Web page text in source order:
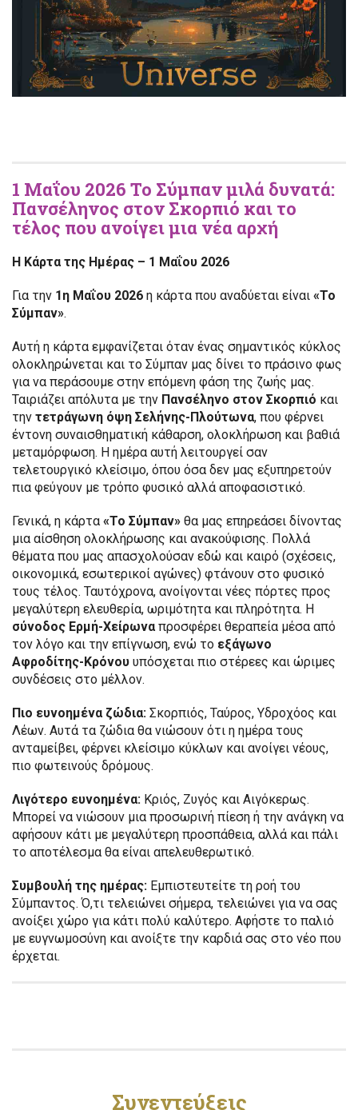
1 Μαΐου 2026 Το Σύμπαν μιλά δυνατά:
Πανσέληνος στον Σκορπιό και το
τέλος που ανοίγει μια νέα αρχή
Η Κάρτα της Ημέρας – 1 Μαΐου 2026
Για την 1η Μαΐου 2026 η κάρτα που αναδύεται είναι «Το
Σύμπαν».
Αυτή η κάρτα εμφανίζεται όταν ένας σημαντικός κύκλος
ολοκληρώνεται και το Σύμπαν μας δίνει το πράσινο φως
για να περάσουμε στην επόμενη φάση της ζωής μας.
Ταιριάζει απόλυτα με την Πανσέληνο στον Σκορπιό και
την τετράγωνη όψη Σελήνης-Πλούτωνα, που φέρνει
έντονη συναισθηματική κάθαρση, ολοκλήρωση και βαθιά
μεταμόρφωση. Η ημέρα αυτή λειτουργεί σαν
τελετουργικό κλείσιμο, όπου όσα δεν μας εξυπηρετούν
πια φεύγουν με τρόπο φυσικό αλλά αποφασιστικό.
Γενικά, η κάρτα «Το Σύμπαν» θα μας επηρεάσει δίνοντας
μια αίσθηση ολοκλήρωσης και ανακούφισης. Πολλά
θέματα που μας απασχολούσαν εδώ και καιρό (σχέσεις,
οικονομικά, εσωτερικοί αγώνες) φτάνουν στο φυσικό
τους τέλος. Ταυτόχρονα, ανοίγονται νέες πόρτες προς
μεγαλύτερη ελευθερία, ωριμότητα και πληρότητα. Η
σύνοδος Ερμή-Χείρωναπροσφέρει θεραπεία μέσα από
τον λόγο και την επίγνωση, ενώ το εξάγωνο
Αφροδίτης-Κρόνου υπόσχεται πιο στέρεες και ώριμες
συνδέσεις στο μέλλον.
Πιο ευνοημένα ζώδια: Σκορπιός, Ταύρος, Υδροχόος και
Λέων. Αυτά τα ζώδια θα νιώσουν ότι η ημέρα τους
ανταμείβει, φέρνει κλείσιμο κύκλων και ανοίγει νέους,
πιο φωτεινούς δρόμους.
Λιγότερο ευνοημένα: Κριός, Ζυγός και Αιγόκερως.
Μπορεί να νιώσουν μια προσωρινή πίεση ή την ανάγκη να
αφήσουν κάτι με μεγαλύτερη προσπάθεια, αλλά και πάλι
το αποτέλεσμα θα είναι απελευθερωτικό.
Συμβουλή της ημέρας: Εμπιστευτείτε τη ροή του
Σύμπαντος. Ό,τι τελειώνει σήμερα, τελειώνει για να σας
ανοίξει χώρο για κάτι πολύ καλύτερο. Αφήστε το παλιό
με ευγνωμοσύνη και ανοίξτε την καρδιά σας στο νέο που
έρχεται.
Συνεντεύξεις